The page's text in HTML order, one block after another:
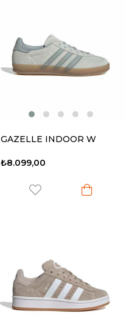
GAZELLE INDOOR W
₺8.099,00